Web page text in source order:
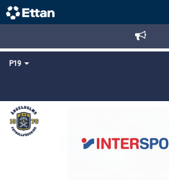
P19
HEM
NYHETER